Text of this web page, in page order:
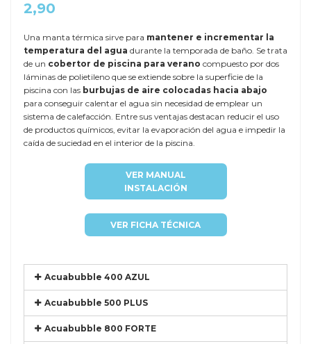
2,90
Una manta térmica sirve para mantener e incrementar la
temperatura del agua durante la temporada de baño. Se trata
de un cobertor de piscina para verano compuesto por dos
láminas de polietileno que se extiende sobre la superficie de la
piscina con las burbujas de aire colocadas hacia abajo
para conseguir calentar el agua sin necesidad de emplear un
sistema de calefacción. Entre sus ventajas destacan reducir el uso
de productos químicos, evitar la evaporación del agua e impedir la
caída de suciedad en el interior de la piscina.
VER MANUAL
INSTALACIÓN
VER FICHA TÉCNICA
Acuabubble 400 AZUL
Acuabubble 500 PLUS
Acuabubble 800 FORTE